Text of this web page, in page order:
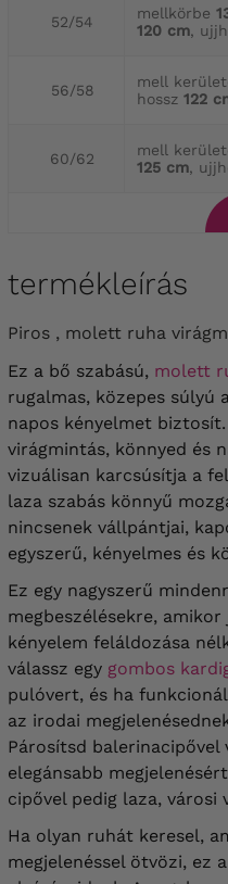
52/54 mellkörbe
120 cm,
56/58 mell
hossz 122
60/62 mell
125 cm,
termékleírás
Piros , molett ruha
Ez a bő szabású, molett
rugalmas, közepes súlyú
napos kényelmet
virágmintás, könnyed és
vizuálisan karcsúsítja a
laza szabás könnyű
nincsenek vállpántjai,
egyszerű, kényelmes és
Ez egy nagyszerű
megbeszélésekre,
kényelem feláldozása
válassz egy gombos
pulóvert, és ha
az irodai
Párosítsd balerinacipővel
elegánsabb
cipővel pedig laza,
Ha olyan ruhát keresel,
megjelenéssel ötvözi, ez